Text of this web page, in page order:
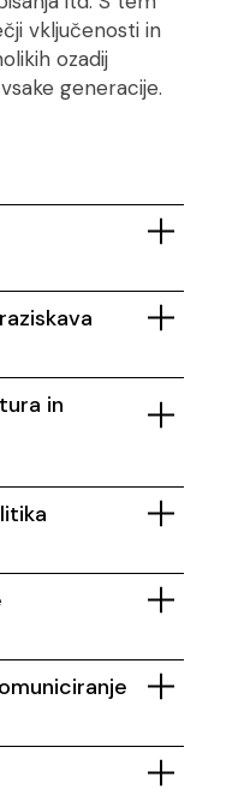
vključenosti in
ozadij
generacije.
in